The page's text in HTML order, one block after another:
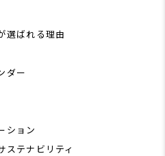
選ばれる理由
ダー
ション
ステナビリティ